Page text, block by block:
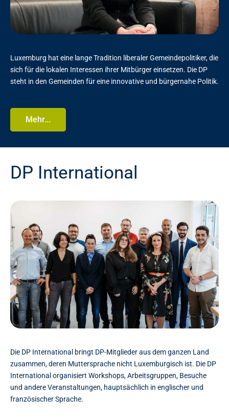
Luxemburg hat eine lange Tradition liberaler Gemeindepolitiker, die
sich für die lokalen Interessen ihrer Mitbürger einsetzen. Die DP
steht in den Gemeinden für eine innovative und bürgernahe Politik.
Mehr...
DP International
Die DP International bringt DP-Mitglieder aus dem ganzen Land
zusammen, deren Muttersprache nicht Luxemburgisch ist. Die DP
International organisiert Workshops, Arbeitsgruppen, Besuche
und andere Veranstaltungen, hauptsächlich in englischer und
französischer Sprache.